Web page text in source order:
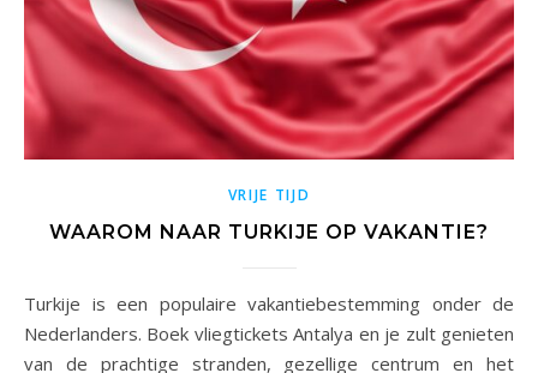
VRIJE TIJD
WAAROM NAAR TURKIJE OP VAKANTIE?
Turkije is een populaire vakantiebestemming onder de
Nederlanders. Boek vliegtickets Antalya en je zult genieten
van de prachtige stranden, gezellige centrum en het